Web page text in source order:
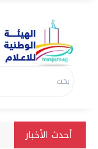
أحدث الأخبار